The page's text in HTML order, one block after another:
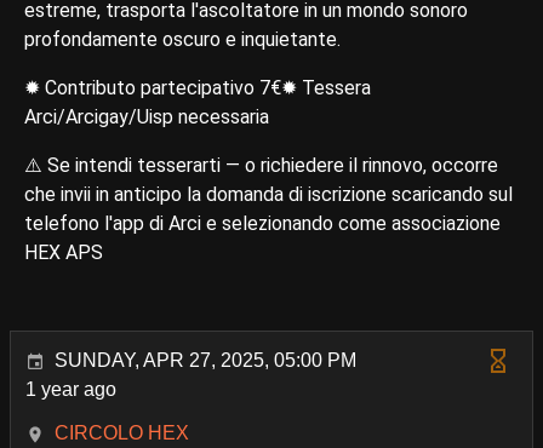
estreme, trasporta l'ascoltatore in un mondo sonoro
profondamente oscuro e inquietante.
✹ Contributo partecipativo 7€✹ Tessera
Arci/Arcigay/Uisp necessaria
⚠️ Se intendi tesserarti — o richiedere il rinnovo, occorre
che invii in anticipo la domanda di iscrizione scaricando sul
telefono l'app di Arci e selezionando come associazione
HEX APS
SUNDAY, APR 27, 2025, 05:00 PM
1 year ago
CIRCOLO HEX